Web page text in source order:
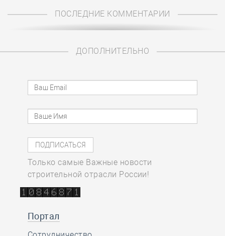
ПОСЛЕДНИЕ КОММЕНТАРИИ
ДОПОЛНИТЕЛЬНО
Только самые Важные новости
строительной отрасли России!
Портал